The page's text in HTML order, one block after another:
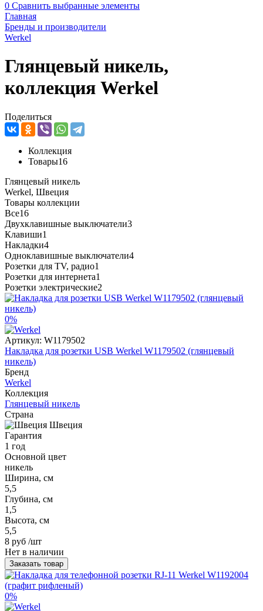
0 Сравнить выбранные элементы
Главная
Бренды и производители
Werkel
Глянцевый никель,
коллекция Werkel
Поделиться
Коллекция
Товары16
Глянцевый никель
Werkel, Швеция
Товары коллекции
Все16
Двухклавишные выключатели3
Клавиши1
Накладки4
Одноклавишные выключатели4
Розетки для TV, радио1
Розетки для интернета1
Розетки электрические2
0%
Артикул: W1179502
Накладка для розетки USB Werkel W1179502 (глянцевый
никель)
Бренд
Werkel
Коллекция
Глянцевый никель
Страна
Швеция
Гарантия
1 год
Основной цвет
никель
Ширина, см
5,5
Глубина, см
1,5
Высота, см
5,5
8 руб /шт
Нет в наличии
Заказать товар
0%